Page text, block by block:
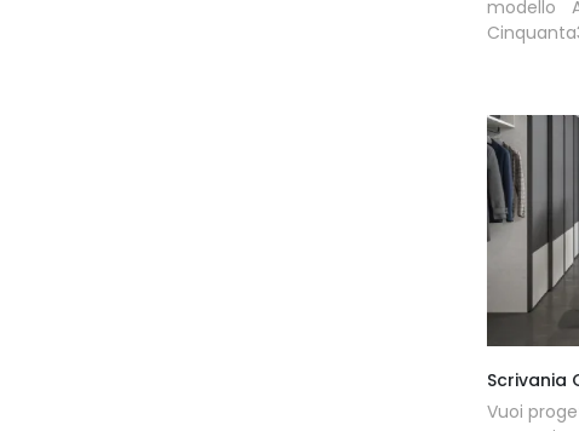
modello
Scrivania
Vuoi